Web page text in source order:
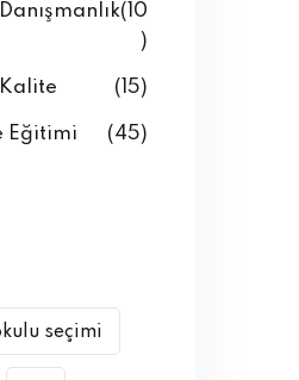
(10
)
(15)
Eğitimi (45)
seçimi